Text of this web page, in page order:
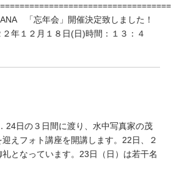
「忘年会」開催決定致しました！
２年１２月１８日(日)時間：１３：４
24日の３日間に渡り、水中写真家の茂
えフォト講座を開講します。22日、２
礼となっています。23日（日）は若干名